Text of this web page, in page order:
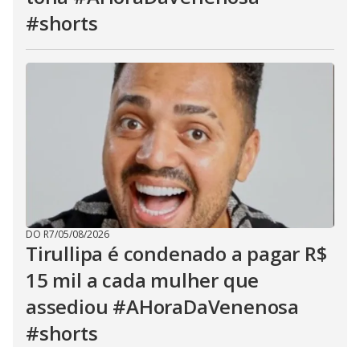
#shorts
DO R7/05/08/2026
Tirullipa é condenado a pagar R$
15 mil a cada mulher que
assediou #AHoraDaVenenosa
#shorts